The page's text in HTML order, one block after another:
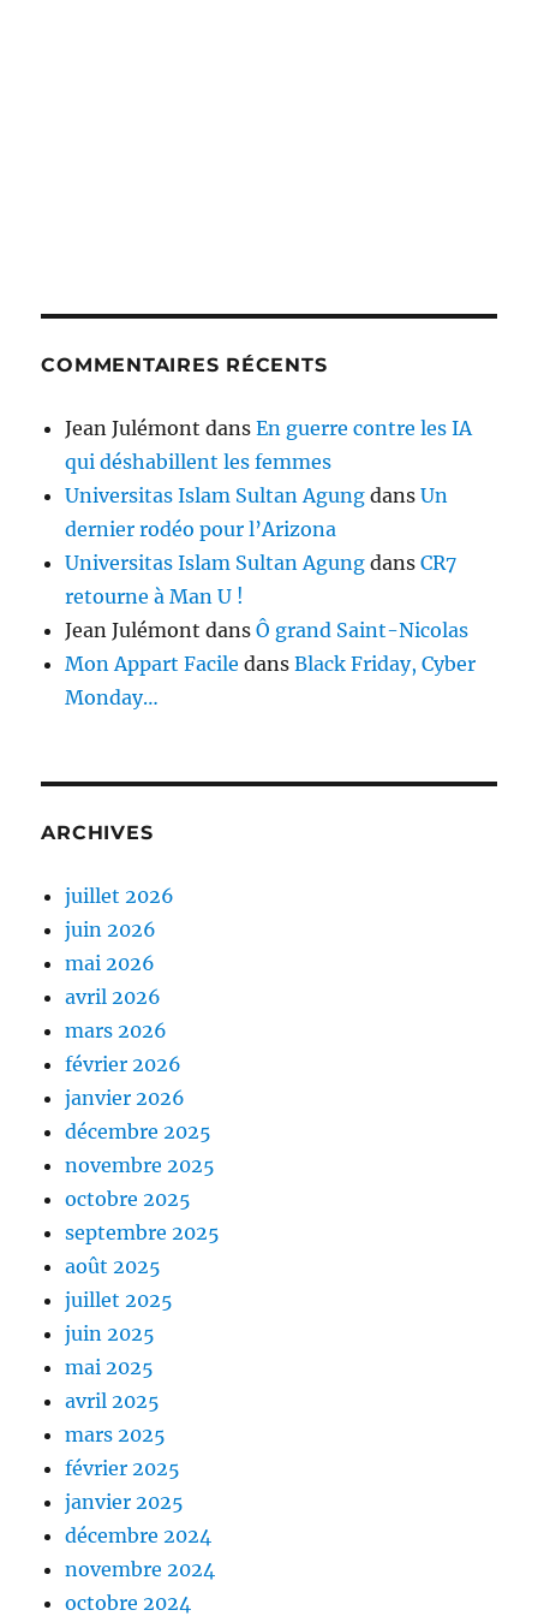
COMMENTAIRES RÉCENTS
Jean Julémont dansEn guerre contre les IA
qui déshabillent les femmes
Universitas Islam Sultan Agung dansUn
dernier rodéo pour l’Arizona
Universitas Islam Sultan Agung dansCR7
retourne à Man U !
Jean Julémont dansÔ grand Saint-Nicolas
Mon Appart Facile dansBlack Friday, Cyber
Monday…
ARCHIVES
juillet 2026
juin 2026
mai 2026
avril 2026
mars 2026
février 2026
janvier 2026
décembre 2025
novembre 2025
octobre 2025
septembre 2025
août 2025
juillet 2025
juin 2025
mai 2025
avril 2025
mars 2025
février 2025
janvier 2025
décembre 2024
novembre 2024
octobre 2024